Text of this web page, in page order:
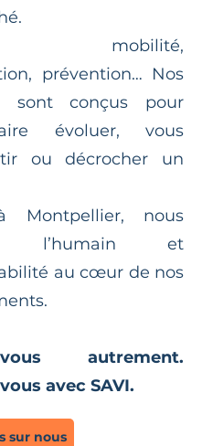
mobilité,
prévention… Nos
sont conçus pour
évoluer, vous
ou décrocher un
Montpellier, nous
l’humain et
au cœur de nos
vous autrement.
avec SAVI.
sur nous